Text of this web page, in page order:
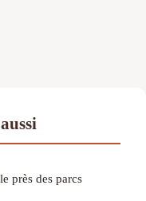
près des parcs